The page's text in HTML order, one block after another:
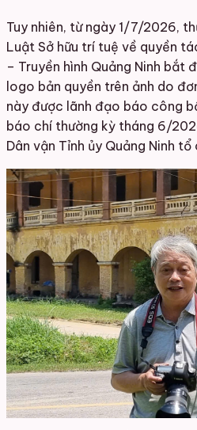
Tuy nhiên, từ ngày 1/7/2026,
Luật Sở hữu trí tuệ về quyền
– Truyền hình Quảng Ninh bắt
logo bản quyền trên ảnh do
này được lãnh đạo báo công
báo chí thường kỳ tháng 6/
Dân vận Tỉnh ủy Quảng Ninh tổ